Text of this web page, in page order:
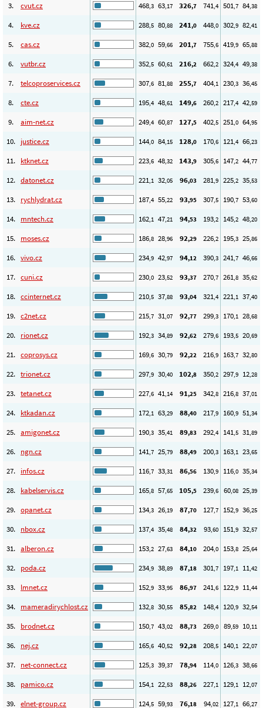
3. cvut.cz 468,3 63,17 326,7 741,4 501,7 84,38
4. kve.cz 288,5 80,88 241,0 448,0 302,9 82,41
5. cas.cz 382,0 59,66 201,7 755,6 419,9 65,88
6. vutbr.cz 352,5 60,61 216,2 662,2 324,4 49,38
7. telcoproservices.cz 307,6 81,88 255,7 404,1 230,3 36,45
8. cte.cz 195,4 48,61 149,6 260,2 217,4 42,59
9. aim-net.cz 249,4 60,87 127,5 402,5 251,0 64,95
10. justice.cz 144,0 84,15 128,0 170,6 121,4 66,23
11. ktknet.cz 223,6 48,32 143,9 305,6 147,2 44,77
12. datonet.cz 221,1 32,05 96,03 281,9 225,2 35,53
13. rychlydrat.cz 187,4 55,22 93,95 307,5 190,7 53,60
14. mntech.cz 162,1 47,21 94,53 193,2 145,2 48,20
15. moses.cz 186,8 28,96 92,29 226,2 195,3 25,86
16. vivo.cz 234,9 42,97 94,12 390,3 241,7 46,66
17. cuni.cz 230,0 23,52 93,37 270,7 261,8 35,62
18. ccinternet.cz 210,5 37,88 93,04 321,4 221,1 37,40
19. c2net.cz 215,7 31,07 92,77 299,3 170,1 28,68
20. rionet.cz 192,3 34,89 92,62 279,6 193,5 20,69
21. coprosys.cz 169,6 30,79 92,22 216,9 163,7 32,80
22. trionet.cz 297,9 30,40 102,8 350,2 297,9 12,28
23. tetanet.cz 227,6 41,14 91,25 342,8 216,8 37,01
24. ktkadan.cz 172,1 63,29 88,40 217,9 160,9 51,34
25. amigonet.cz 190,3 35,41 89,83 292,4 141,5 31,89
26. ngn.cz 141,7 25,79 88,49 200,3 163,1 23,65
27. infos.cz 116,7 33,31 86,56 130,9 116,0 35,34
28. kabelservis.cz 165,8 57,65 105,5 239,6 60,08 25,39
29. opanet.cz 134,3 26,19 87,70 127,7 152,9 36,25
30. nbox.cz 137,4 35,48 84,32 93,60 151,9 32,57
31. alberon.cz 153,2 27,63 84,10 204,0 153,8 25,64
32. poda.cz 234,9 38,89 87,18 301,7 197,1 11,42
33. lmnet.cz 152,9 33,95 86,97 241,6 122,9 11,44
34. mameradirychlost.cz 132,8 30,55 85,82 148,4 120,9 32,54
35. brodnet.cz 150,7 43,02 88,73 269,0 89,59 10,11
36. nej.cz 165,6 40,52 92,28 208,5 140,1 22,07
37. net-connect.cz 125,3 39,37 78,94 114,0 126,3 38,66
38. pamico.cz 154,1 22,53 88,26 227,1 129,1 12,07
39. elnet-group.cz 124,5 59,93 76,18 94,02 127,1 66,27